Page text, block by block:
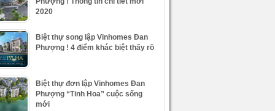
2020
Biệt thự song lập Vinhomes Đan
Phượng ! 4 điểm khác biệt thấy rõ
Biệt thự đơn lập Vinhomes Đan
Phượng “Tinh Hoa” cuộc sống
mới